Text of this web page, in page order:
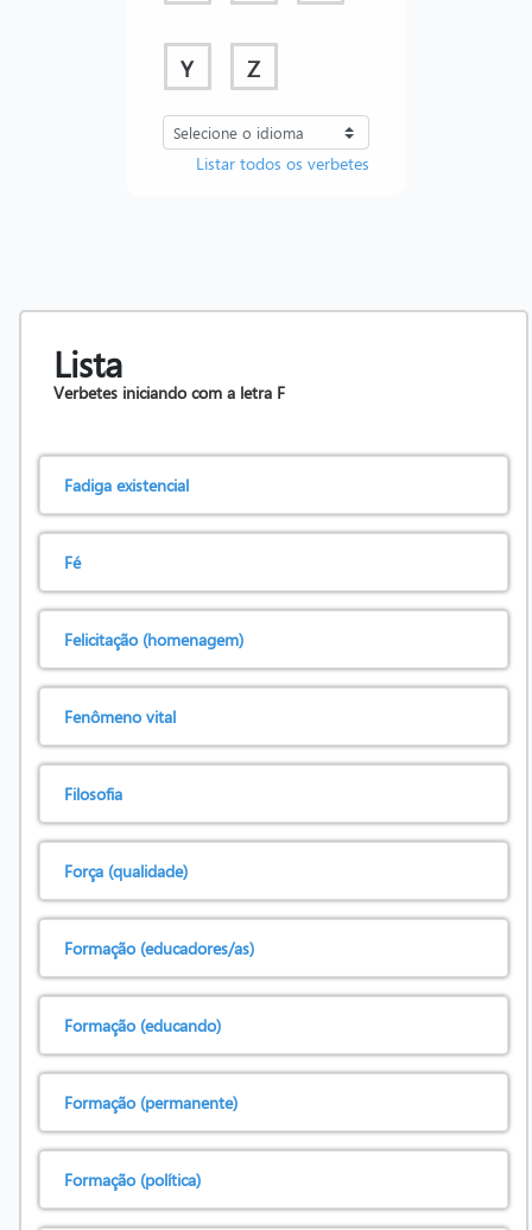
Y Z
Listar todos os verbetes
Lista
Verbetes iniciando com a letra F
Fadiga existencial
Fé
Felicitação (homenagem)
Fenômeno vital
Filosofia
Força (qualidade)
Formação (educadores/as)
Formação (educando)
Formação (permanente)
Formação (política)